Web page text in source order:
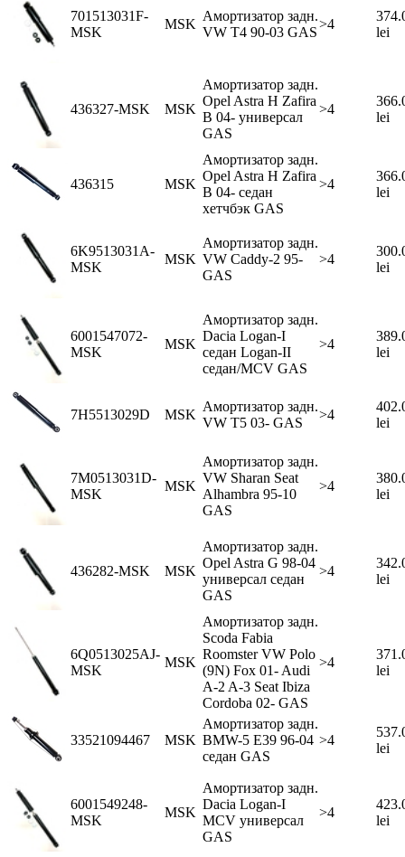
701513031F-
MSK
MSK
Амортизатор задн.
VW Т4 90-03 GAS
>4
lei
436327-MSK MSK
Амортизатор задн.
Opel Astra H Zafira
B 04- универсал
GAS
>4
lei
436315 MSK
Амортизатор задн.
Opel Astra H Zafira
B 04- седан
хетчбэк GAS
>4
lei
6K9513031A-
MSK
MSK
Амортизатор задн.
VW Caddy-2 95-
GAS
>4
lei
6001547072-
MSK
MSK
Амортизатор задн.
Dacia Logan-I
седан Logan-II
седан/MCV GAS
>4
lei
7H5513029D MSK
Амортизатор задн.
VW Т5 03- GAS
>4
lei
7M0513031D-
MSK
MSK
Амортизатор задн.
VW Sharan Seat
Alhambra 95-10
GAS
>4
lei
436282-MSK MSK
Амортизатор задн.
Opel Astra G 98-04
универсал седан
GAS
>4
lei
6Q0513025AJ-
MSK
MSK
Амортизатор задн.
Scoda Fabia
Roomster VW Polo
(9N) Fox 01- Audi
A-2 A-3 Seat Ibiza
Cordoba 02- GAS
>4
lei
33521094467 MSK
Амортизатор задн.
BMW-5 E39 96-04
седан GAS
>4
lei
6001549248-
MSK
MSK
Амортизатор задн.
Dacia Logan-I
MCV универсал
GAS
>4
lei